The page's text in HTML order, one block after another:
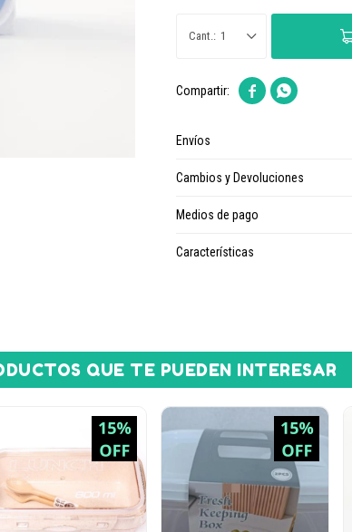
1
 
Envíos
Cambios y Devoluciones
Medios de pago
Características
QUE TE PUEDEN INTERESAR